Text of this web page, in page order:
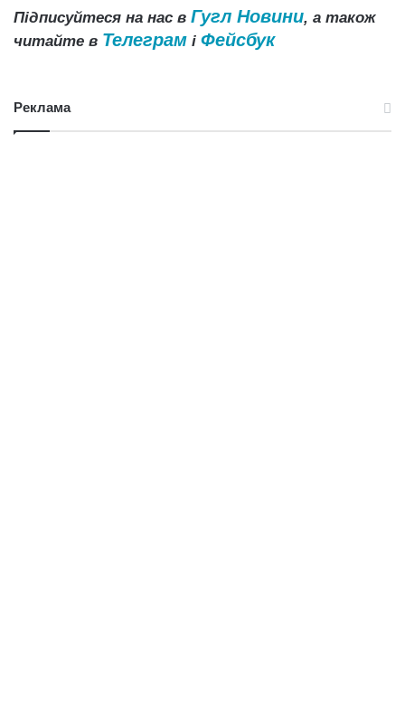
Підписуйтеся на нас в Гугл Новини, а також
читайте в Телеграм і Фейсбук
Реклама